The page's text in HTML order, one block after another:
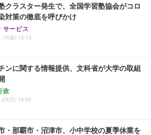
クラスター発生で、全国学習塾協会がコロ
対策の徹底を呼びかけ
サービス
金) 12:15
ンに関する情報提供、文科省が大学の取組
政
月) 16:20
・那覇市・沼津市、小中学校の夏季休業を